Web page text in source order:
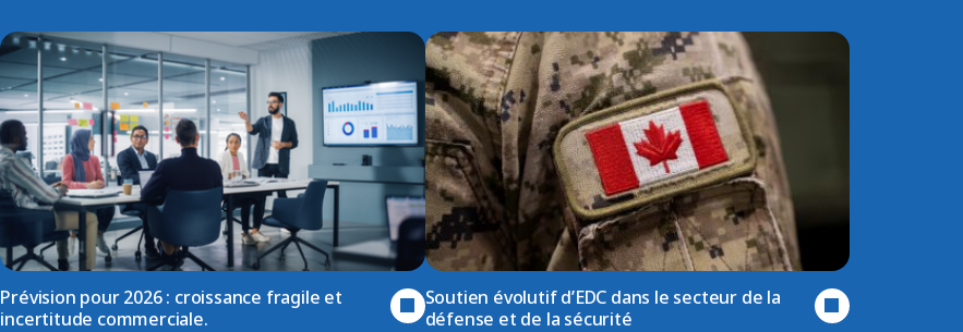
Prévision pour 2026 : croissance fragile et
incertitude commerciale.
Soutien évolutif d’EDC dans le secteur de la
défense et de la sécurité